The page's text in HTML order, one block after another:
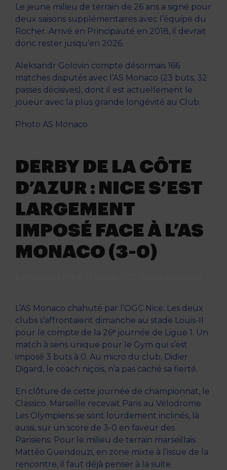
Le jeune milieu de terrain de 26 ans a signé pour
deux saisons supplémentaires avec l’équipe du
Rocher. Arrivé en Principauté en 2018, il devrait
donc rester jusqu’en 2026.
Aleksandr Golovin compte désormais 166
matches disputés avec l’AS Monaco (23 buts, 32
passes décisives), dont il est actuellement le
joueur avec la plus grande longévité au Club.
Photo AS Monaco
DERBY DE LA CÔTE
D’AZUR : NICE S’EST
LARGEMENT
IMPOSÉ FACE À L’AS
MONACO (3-0)
L’AS Monaco chahuté par l’OGC Nice. Les deux
clubs s’affrontaient dimanche au stade Louis-II
pour le compte de la 26ᵉ journée de Ligue 1. Un
match à sens unique pour le Gym qui s’est
imposé 3 buts à 0. Au micro du club, Didier
Digard, le coach niçois, n’a pas caché sa fierté.
En clôture de cette journée de championnat, le
Classico. Marseille recevait Paris au Vélodrome.
Les Olympiens se sont lourdement inclinés, là
aussi, sur un score de 3-0 en faveur des
Parisiens. Pour le milieu de terrain marseillais
Mattéo Guendouzi, en zone mixte à l’issue de la
rencontre, il faut déjà penser à la suite.